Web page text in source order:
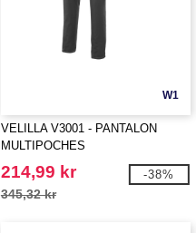
W1
VELILLA V3001 - PANTALON
MULTIPOCHES
214,99 kr
345,32 kr
-38%